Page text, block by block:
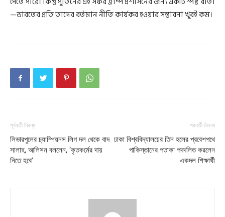
—ভারতের প্রতি তাদের বর্তমান নীতি কার্যকর হওয়ার সম্ভাবনা খুবই কম।
পূর্ববর্তী নিবন্ধ
লিভারপুলের চ্যাম্পিয়নস লিগ দল থেকে বাদ
সালাহ, আলিসন বললেন, ‘কৃতকর্মের দায়
নিতে হবে’
পরবর্তী নিবন্ধ
ঢাকা বিশ্ববিদ্যালয়ের তিন হলের প্রবেশপথে
পাকিস্তানের পতাকা পদদলিত করলেন
একদল শিক্ষার্থী